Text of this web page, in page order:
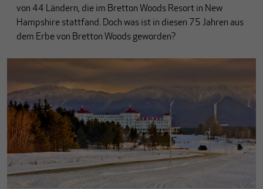
von 44 Ländern, die im Bretton Woods Resort in New
Hampshire stattfand. Doch was ist in diesen 75 Jahren aus
dem Erbe von Bretton Woods geworden?